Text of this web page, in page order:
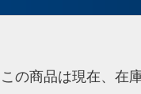
この商品は現在、在